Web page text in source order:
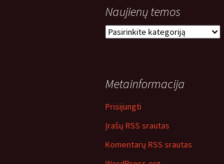
Naujienų temos
Naujienų
Metainformacija
Prisijungti
Įrašų RSS srautas
Komentarų RSS srautas